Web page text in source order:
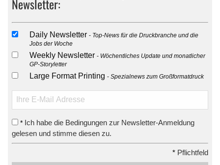
Newsletter:
Daily Newsletter
Top-News für die Druckbranche und die
Jobs der Woche
Weekly Newsletter
Wöchentliches Update und monatlicher
GP-Storyletter
Large Format Printing Spezialnews zum Großformatdruck
* Ich habe die Bedingungen zur Newsletter-Anmeldung
gelesen und stimme diesen zu.
* Pflichtfeld